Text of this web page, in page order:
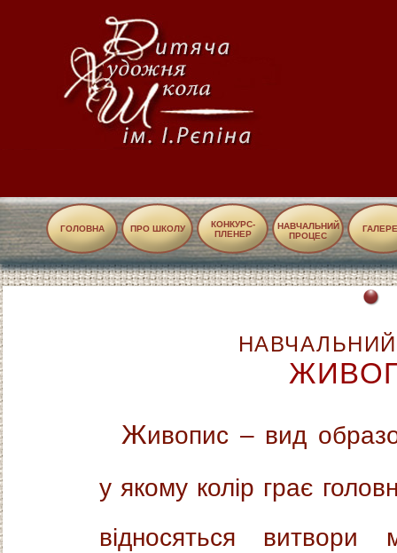
ГОЛОВНА ПРО ШКОЛУ
КОНКУРС-
ПЛЕНЕР
НАВЧАЛЬНИЙ
ПРОЦЕС
Живопис – вид образотворчого мистецтва,
у якому колір грає
відносяться витвори